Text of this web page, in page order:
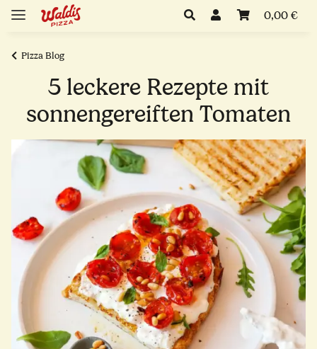
0,00 €
Pizza Blog
5 leckere Rezepte mit
sonnengereiften Tomaten